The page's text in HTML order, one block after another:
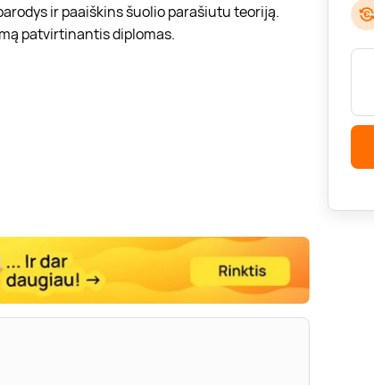
ir paaiškins šuolio parašiutu teoriją.
patvirtinantis diplomas.